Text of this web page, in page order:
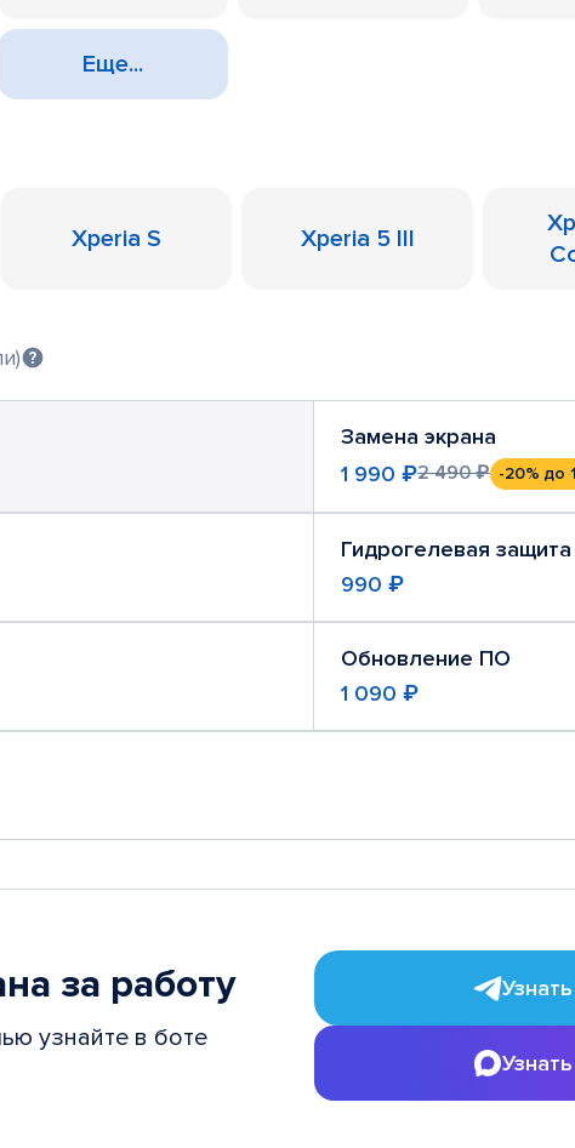
Еще...
Xperia S Xperia 5 III
Замена экрана
1 990 ₽2 490 ₽ -20% до
Гидрогелевая защита
990 ₽
Обновление ПО
1 090 ₽
за работу
узнайте в боте